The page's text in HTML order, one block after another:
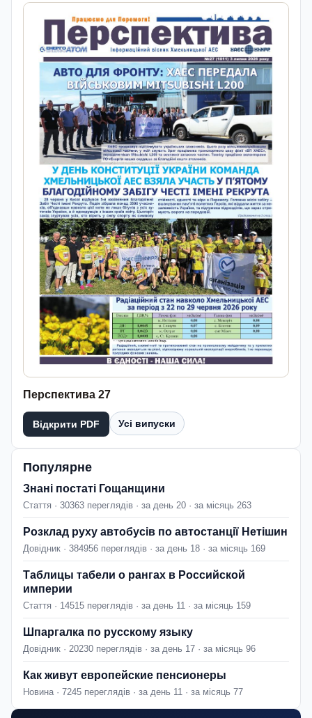
Перспектива 27
Відкрити PDF Усі випуски
Популярне
Знані постаті Гощанщини
Стаття · 30363 переглядів · за день 20 · за місяць 263
Розклад руху автобусів по автостанції Нетішин
Довідник · 384956 переглядів · за день 18 · за місяць 169
Таблицы табели о рангах в Российской
империи
Стаття · 14515 переглядів · за день 11 · за місяць 159
Шпаргалка по русскому языку
Довідник · 20230 переглядів · за день 17 · за місяць 96
Как живут европейские пенсионеры
Новина · 7245 переглядів · за день 11 · за місяць 77